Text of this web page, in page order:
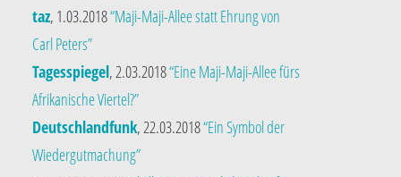
taz, 1.03.2018“Maji-Maji-Allee statt Ehrung von
Carl Peters”
Tagesspiegel, 2.03.2018“Eine Maji-Maji-Allee fürs
Afrikanische Viertel?”
Deutschlandfunk, 22.03.2018“Ein Symbol der
Wiedergutmachung”